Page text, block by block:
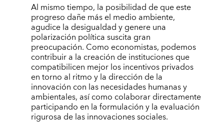
Al mismo tiempo, la posibilidad de que este
progreso dañe más el medio ambiente,
agudice la desigualdad y genere una
polarización política suscita gran
preocupación. Como economistas, podemos
contribuir a la creación de instituciones que
compatibilicen mejor los incentivos privados
en torno al ritmo y la dirección de la
innovación con las necesidades humanas y
ambientales, así como colaborar directamente
participando en la formulación y la evaluación
rigurosa de las innovaciones sociales.